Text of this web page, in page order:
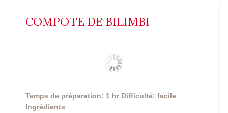
COMPOTE DE BILIMBI
Temps de préparation: 1 hr Difficulté: facile
Ingrédients :